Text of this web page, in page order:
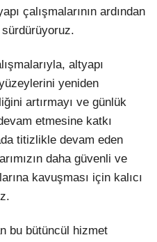
çalışmalarının ardından
sürdürüyoruz.
altyapı
yeniden
artırmayı ve günlük
etmesine katkı
titizlikle devam eden
daha güvenli ve
kavuşması için kalıcı
bu bütüncül hizmet